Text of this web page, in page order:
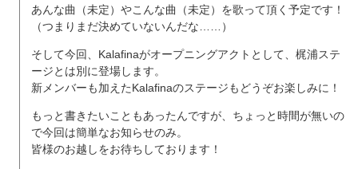
あんな曲（未定）やこんな曲（未定）を歌って頂く予定です！
（つまりまだ決めていないんだな……）
そして今回、Kalafinaがオープニングアクトとして、梶浦ステ
ージとは別に登場します。
新メンバーも加えたKalafinaのステージもどうぞお楽しみに！
もっと書きたいこともあったんですが、ちょっと時間が無いの
で今回は簡単なお知らせのみ。
皆様のお越しをお待ちしております！